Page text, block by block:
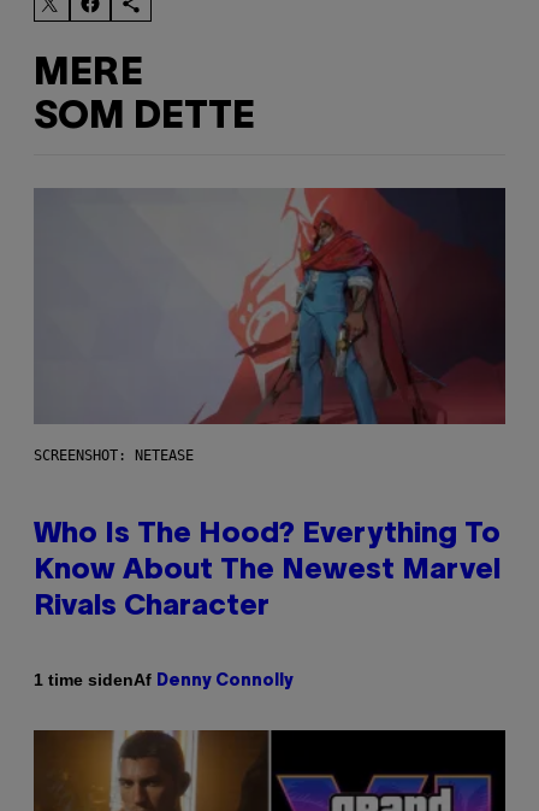
MERE
SOM DETTE
SCREENSHOT: NETEASE
Who Is The Hood? Everything To
Know About The Newest Marvel
Rivals Character
1 time sidenAf Denny Connolly